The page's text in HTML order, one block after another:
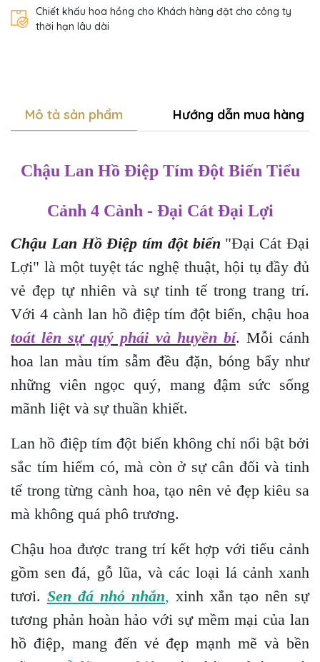
Chiết khấu hoa hồng cho Khách hàng đặt cho công ty
thời hạn lâu dài
Mô tả sản phẩm Hướng dẫn mua hàng
Chậu Lan Hồ Điệp Tím Đột Biến Tiểu
Cảnh 4 Cành - Đại Cát Đại Lợi
Chậu Lan Hồ Điệp tím đột biến "Đại Cát Đại
Lợi" là một tuyệt tác nghệ thuật, hội tụ đầy đủ
vẻ đẹp tự nhiên và sự tinh tế trong trang trí.
Với 4 cành lan hồ điệp tím đột biến, chậu hoa
toát lên sự quý phái và huyền bí. Mỗi cánh
hoa lan màu tím sẫm đều đặn, bóng bẩy như
những viên ngọc quý, mang đậm sức sống
mãnh liệt và sự thuần khiết.
Lan hồ điệp tím đột biến không chỉ nổi bật bởi
sắc tím hiếm có, mà còn ở sự cân đối và tinh
tế trong từng cành hoa, tạo nên vẻ đẹp kiêu sa
mà không quá phô trương.
Chậu hoa được trang trí kết hợp với tiểu cảnh
gồm sen đá, gỗ lũa, và các loại lá cảnh xanh
tươi. Sen đá nhỏ nhắn, xinh xắn tạo nên sự
tương phản hoàn hảo với sự mềm mại của lan
hồ điệp, mang đến vẻ đẹp mạnh mẽ và bền